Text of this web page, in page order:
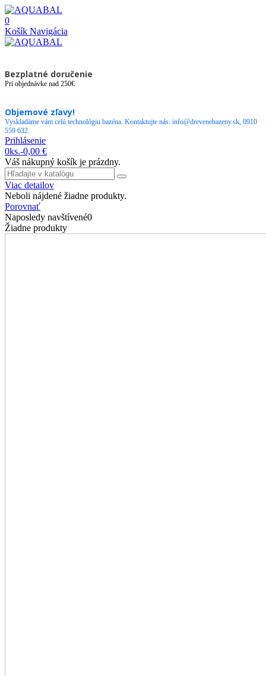
0
Košík Navigácia
Bezplatné doručenie
Pri objednávke nad 250€
Objemové zľavy!
Vyskladáme vám celú technológiu bazéna. Kontaktujte nás: info@drevenebazeny.sk, 0910
559 632.
Prihlásenie
0ks.-0,00 €
Váš nákupný košík je prázdny.
Viac detailov
Neboli nájdené žiadne produkty.
Porovnať
Naposledy navštívené0
Žiadne produkty